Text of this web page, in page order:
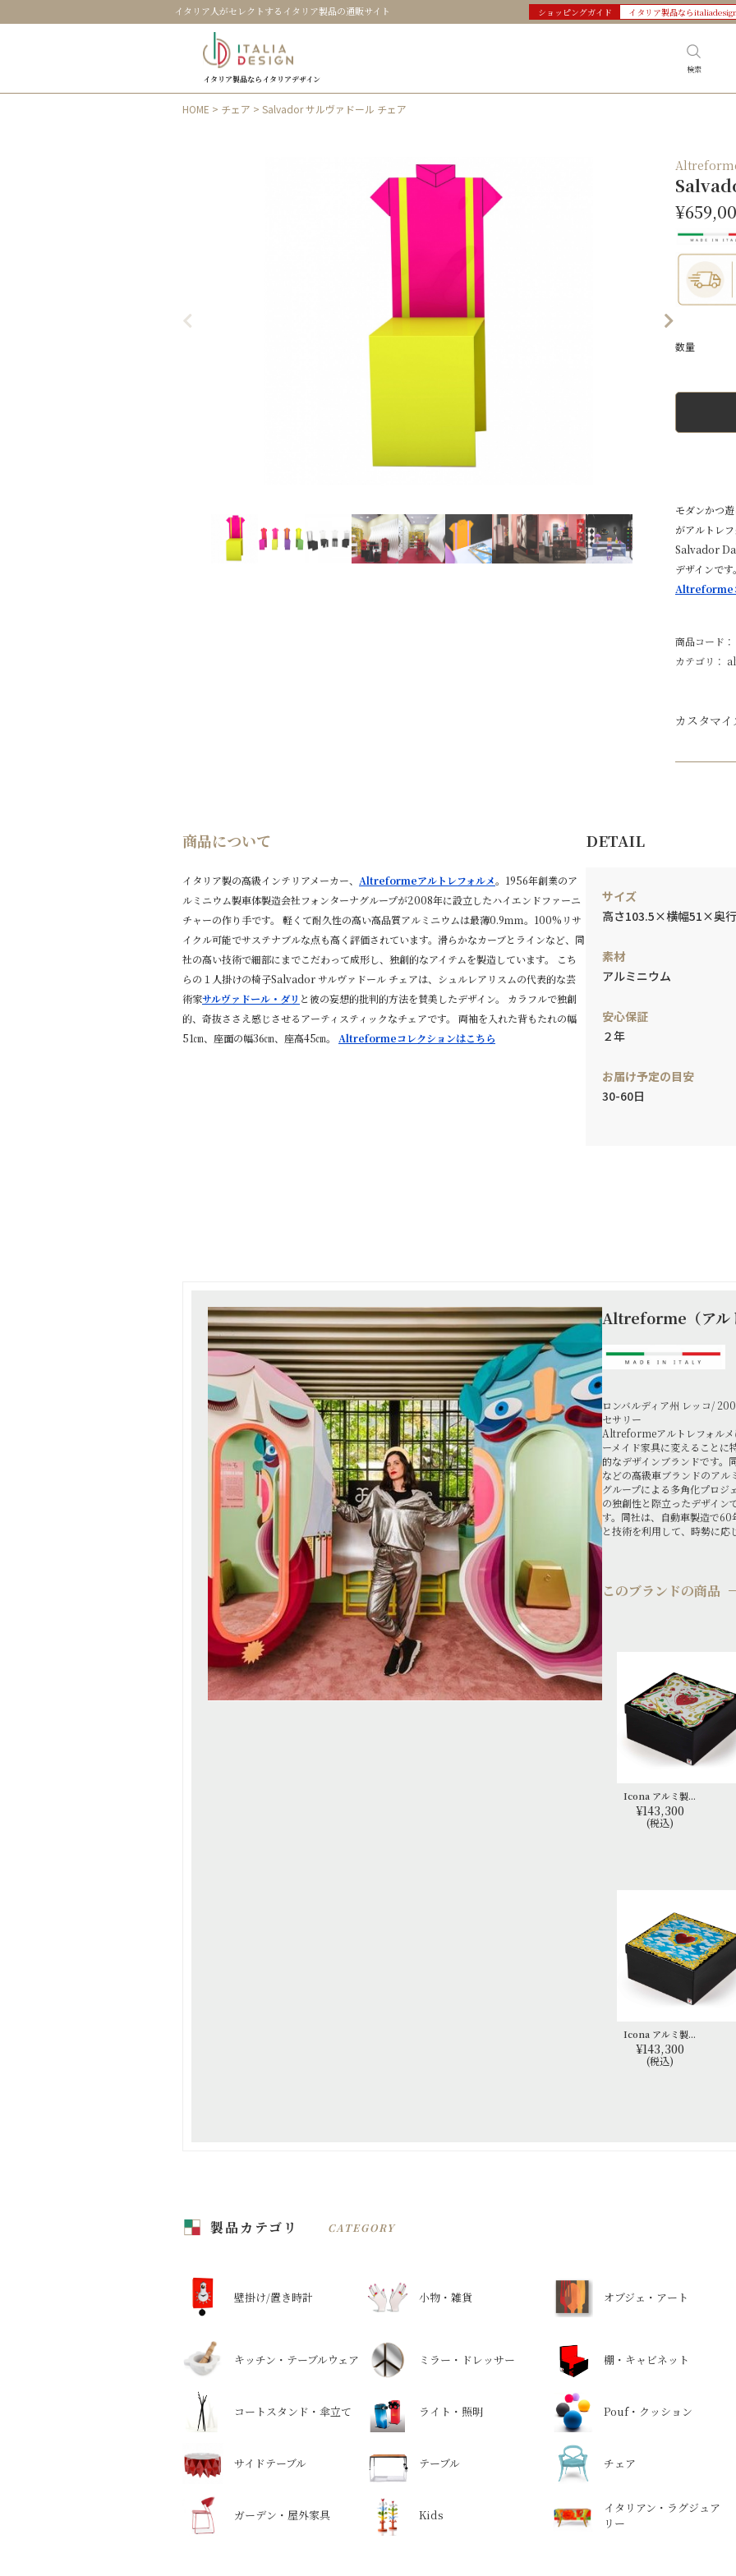
イタリア人がセレクトするイタリア製品の通販サイト ショッピングガイド イタリア製品なら
イタリア製品ならイタリアデザイン
検索
HOME > チェア > Salvador サルヴァドール チェア
Altreforme
モダンかつ
がアルトレ
Salvador
デザインです。
Altreforme
商品コード
カテゴリ：
カスタマ
商品について
イタリア製の高級インテリアメーカー、 Altreformeアルトレフォルメ。1956年創業のア
ルミニウム製車体製造会社フォンターナグループが2008年に設立したハイエンドファーニ
チャーの作り手です。 軽くて耐久性の高い高品質アルミニウムは最薄0.9ｍｍ。100%リサ
イクル可能でサステナブルな点も高く評価されています。滑らかなカーブとラインなど、同
社の高い技術で細部にまでこだわって成形し、独創的なアイテムを製造しています。 こち
らの１人掛けの椅子Salvador サルヴァドール チェアは、シュルレアリスムの代表的な芸
術家サルヴァドール・ダリ と彼の妄想的批判的方法を賛美したデザイン。 カラフルで独創
的、奇抜ささえ感じさせるアーティスティックなチェアです。 両袖を入れた背もたれの幅
51㎝、座面の幅36㎝、座高45㎝。 Altreformeコレクションはこちら
DETAIL
サイズ
高さ103.5×横幅51×奥
素材
アルミニウム
安心保証
２年
お届け予定の目安
30-60日
Altreforme（アル
ロンバルディア州 レッコ/
セサリー
Altreformeアルトレフォルメ
ーメイド家具に変えることに
的なデザインブランドです。
などの高級車ブランドのアル
グループによる多角化プロ
の独創性と際立ったデザイン
す。同社は、自動車製造で
と技術を利用して、時勢に応
このブランドの商品
Icona アルミ製...
¥143,300
(税込)
Icona アルミ製...
¥143,300
(税込)
製品カテゴリ CATEGORY
壁掛け/置き時計 小物・雑貨 オブジェ・アート
キッチン・テーブルウェア ミラー・ドレッサー 棚・キャビネット
コートスタンド・傘立て ライト・照明 Pouf・クッション
サイドテーブル テーブル チェア
ガーデン・屋外家具 Kids
イタリアン・ラグジュア
リー